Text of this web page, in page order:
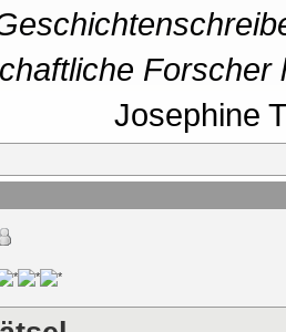
Josephine